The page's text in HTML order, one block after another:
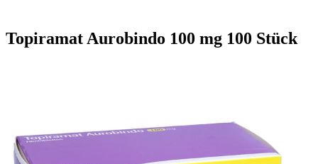
Topiramat Aurobindo 100 mg 100 Stück